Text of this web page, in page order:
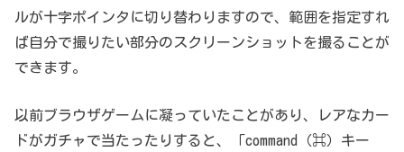
ルが十字ポインタに切り替わりますので、範囲を指定すれ
ば自分で撮りたい部分のスクリーンショットを撮ることが
できます。
以前ブラウザゲームに凝っていたことがあり、レアなカー
ドがガチャで当たったりすると、「command（⌘）キー